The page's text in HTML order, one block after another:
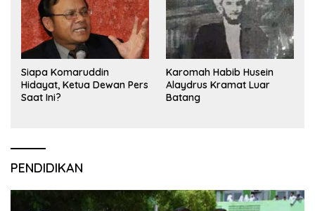
Siapa Komaruddin
Hidayat, Ketua Dewan Pers
Saat Ini?
Karomah Habib Husein
Alaydrus Kramat Luar
Batang
PENDIDIKAN